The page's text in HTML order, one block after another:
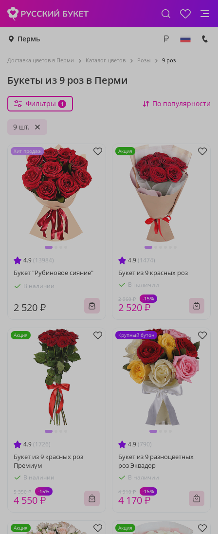
Пермь
Доставка цветов в Перми Каталог цветов Розы 9 роз
Букеты из 9 роз в Перми
Фильтры 1 По популярности
9 шт.
4.9 (13984)
Букет "Рубиновое сияние"
В наличии
2 520 ₽
Хит продаж
4.9 (1474)
Букет из 9 красных роз
В наличии
2 960 ₽ -15%
2 520 ₽
Акция
4.9 (1726)
Букет из 9 красных роз
Премиум
В наличии
5 350 ₽ -15%
4 550 ₽
Акция
4.9 (790)
Букет из 9 разноцветных
роз Эквадор
В наличии
4 910 ₽ -15%
4 170 ₽
Крупный бутон
Акция Акция